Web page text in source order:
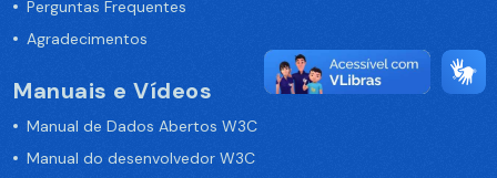
Perguntas Frequentes
Agradecimentos
Manuais e Vídeos
Manual de Dados Abertos W3C
Manual do desenvolvedor W3C